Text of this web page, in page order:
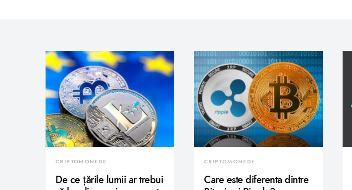
CRIPTOMONEDE
De ce țările lumii ar trebui
CRIPTOMONEDE
Care este diferenta dintre